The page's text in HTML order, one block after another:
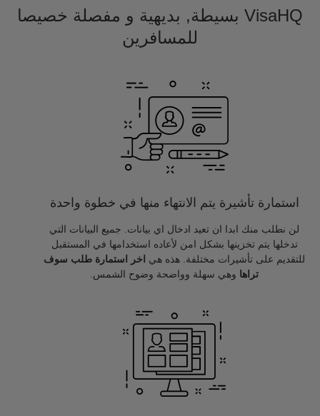
VisaHQ بسيطة, بديهية و مفصلة خصيصا
للمسافرين
استمارة تأشيرة يتم الانتهاء منها في خطوة واحدة
لن نطلب منك ابدا ان تعيد ادخال اي بيانات. جميع البيانات التي
تدخلها يتم تخزينها بشكل امن لأعاده استخدامها في المستقبل
للتقديم على تأشيرات مختلفة. هذه هي
اخر استمارة طلب سوف
تراها وهي سهلة وواضحة وضوح الشمس.